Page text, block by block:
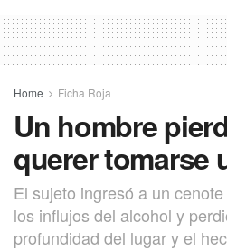
Home Ficha Roja
Un hombre
querer tomarse
El sujeto ingresó a un
los influjos del alcohol y
profundidad del lugar y el